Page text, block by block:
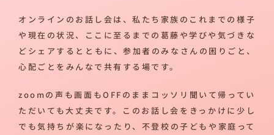
オンラインのお話し会は、私たち家族のこれまでの様子
や現在の状況、ここに至るまでの葛藤や学びや気づきな
どシェアするとともに、参加者のみなさんの困りごと、
心配ごとをみんなで共有する場です。
zoomの声も画面もOFFのままコッソリ聞いて帰ってい
ただいても大丈夫です。このお話し会をきっかけに少し
でも気持ちが楽になったり、不登校の子どもや家庭って